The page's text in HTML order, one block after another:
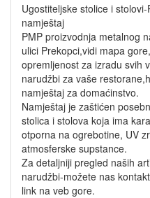
Ugostiteljske stolice i
namještaj
PMP proizvodnja metalnog
ulici Prekopci,vidi mapa
opremljenost za izradu svih
narudžbi za vaše
namještaj za domaćinstvo.
Namještaj je zaštićen
stolica i stolova koja ima
otporna na ogrebotine, UV
atmosferske supstance.
Za detaljniji pregled naših
narudžbi-možete nas
link na veb gore.